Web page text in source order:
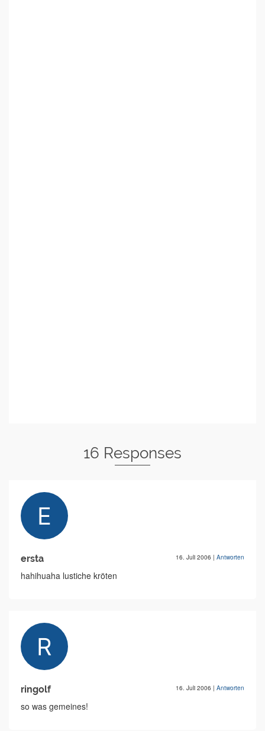
16 Responses
ersta 16. Juli 2006 | Antworten
hahihuaha lustiche kröten
ringolf 16. Juli 2006 | Antworten
so was gemeines!